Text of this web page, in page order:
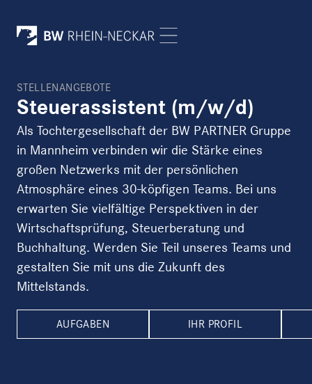
STELLENANGEBOTE
Steuerassistent (m/w/d)
Als Tochtergesellschaft der BW PARTNER Gruppe
in Mannheim verbinden wir die Stärke eines
großen Netzwerks mit der persönlichen
Atmosphäre eines 30-köpfigen Teams. Bei uns
erwarten Sie vielfältige Perspektiven in der
Wirtschaftsprüfung, Steuerberatung und
Buchhaltung. Werden Sie Teil unseres Teams und
gestalten Sie mit uns die Zukunft des
Mittelstands.
AUFGABEN IHR PROFIL